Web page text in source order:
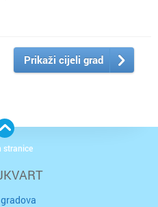
Prikaži cijeli grad
stranice